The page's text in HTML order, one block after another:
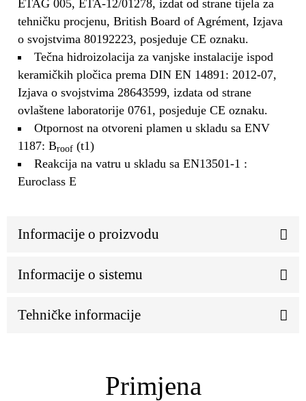
ETAG 005, ETA-12/01278, izdat od strane tijela za
tehničku procjenu, British Board of Agrément, Izjava
o svojstvima 80192223, posjeduje CE oznaku.
Tečna hidroizolacija za vanjske instalacije ispod
keramičkih pločica prema DIN EN 14891: 2012-07,
Izjava o svojstvima 28643599, izdata od strane
ovlaštene laboratorije 0761, posjeduje CE oznaku.
Otpornost na otvoreni plamen u skladu sa ENV
1187: Broof (t1)
Reakcija na vatru u skladu sa EN13501-1 :
Euroclass E
Informacije o proizvodu
Informacije o sistemu
Tehničke informacije
Primjena